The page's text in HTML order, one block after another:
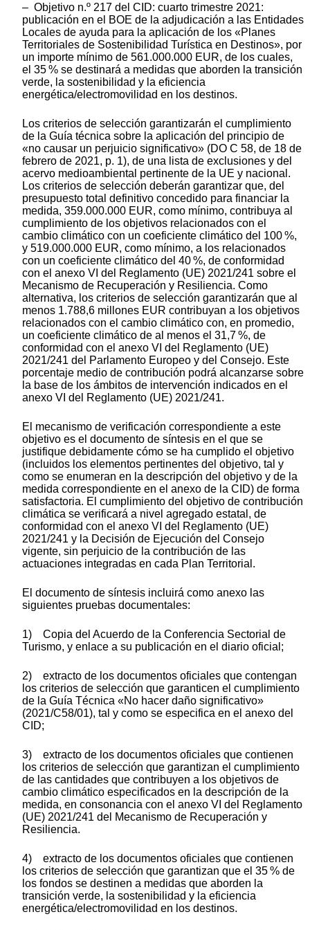
– Objetivo n.º 217 del CID: cuarto trimestre 2021:
publicación en el BOE de la adjudicación a las Entidades
Locales de ayuda para la aplicación de los «Planes
Territoriales de Sostenibilidad Turística en Destinos», por
un importe mínimo de 561.000.000 EUR, de los cuales,
el 35 % se destinará a medidas que aborden la transición
verde, la sostenibilidad y la eficiencia
energética/electromovilidad en los destinos.
Los criterios de selección garantizarán el cumplimiento
de la Guía técnica sobre la aplicación del principio de
«no causar un perjuicio significativo» (DO C 58, de 18 de
febrero de 2021, p. 1), de una lista de exclusiones y del
acervo medioambiental pertinente de la UE y nacional.
Los criterios de selección deberán garantizar que, del
presupuesto total definitivo concedido para financiar la
medida, 359.000.000 EUR, como mínimo, contribuya al
cumplimiento de los objetivos relacionados con el
cambio climático con un coeficiente climático del 100 %,
y 519.000.000 EUR, como mínimo, a los relacionados
con un coeficiente climático del 40 %, de conformidad
con el anexo VI del Reglamento (UE) 2021/241 sobre el
Mecanismo de Recuperación y Resiliencia. Como
alternativa, los criterios de selección garantizarán que al
menos 1.788,6 millones EUR contribuyan a los objetivos
relacionados con el cambio climático con, en promedio,
un coeficiente climático de al menos el 31,7 %, de
conformidad con el anexo VI del Reglamento (UE)
2021/241 del Parlamento Europeo y del Consejo. Este
porcentaje medio de contribución podrá alcanzarse sobre
la base de los ámbitos de intervención indicados en el
anexo VI del Reglamento (UE) 2021/241.
El mecanismo de verificación correspondiente a este
objetivo es el documento de síntesis en el que se
justifique debidamente cómo se ha cumplido el objetivo
(incluidos los elementos pertinentes del objetivo, tal y
como se enumeran en la descripción del objetivo y de la
medida correspondiente en el anexo de la CID) de forma
satisfactoria. El cumplimiento del objetivo de contribución
climática se verificará a nivel agregado estatal, de
conformidad con el anexo VI del Reglamento (UE)
2021/241 y la Decisión de Ejecución del Consejo
vigente, sin perjuicio de la contribución de las
actuaciones integradas en cada Plan Territorial.
El documento de síntesis incluirá como anexo las
siguientes pruebas documentales:
1) Copia del Acuerdo de la Conferencia Sectorial de
Turismo, y enlace a su publicación en el diario oficial;
2) extracto de los documentos oficiales que contengan
los criterios de selección que garanticen el cumplimiento
de la Guía Técnica «No hacer daño significativo»
(2021/C58/01), tal y como se especifica en el anexo del
CID;
3) extracto de los documentos oficiales que contienen
los criterios de selección que garantizan el cumplimiento
de las cantidades que contribuyen a los objetivos de
cambio climático especificados en la descripción de la
medida, en consonancia con el anexo VI del Reglamento
(UE) 2021/241 del Mecanismo de Recuperación y
Resiliencia.
4) extracto de los documentos oficiales que contienen
los criterios de selección que garantizan que el 35 % de
los fondos se destinen a medidas que aborden la
transición verde, la sostenibilidad y la eficiencia
energética/electromovilidad en los destinos.